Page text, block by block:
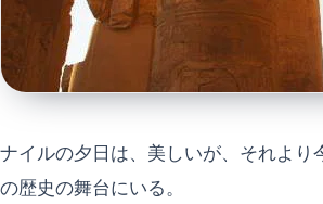
ナイルの夕日は、美しいが、それより
の歴史の舞台にいる。